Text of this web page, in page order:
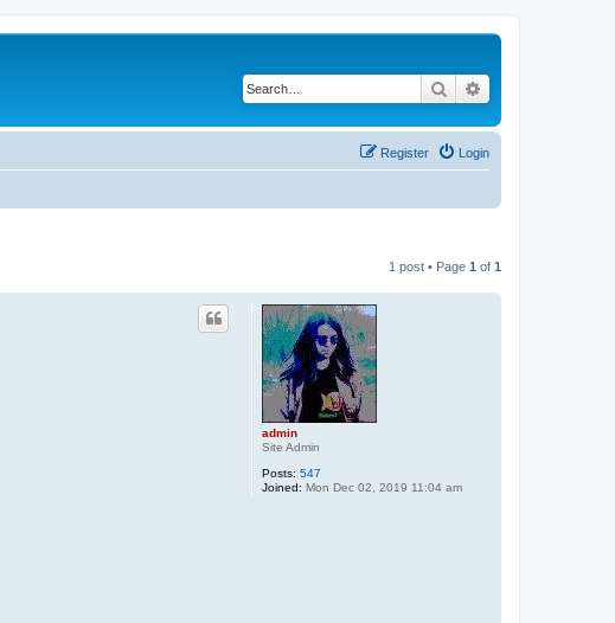
Search
Login
Register
1 post • Page 1 of 1
admin
Site Admin
Posts: 547
Joined: Mon Dec 02, 2019 11:04 am